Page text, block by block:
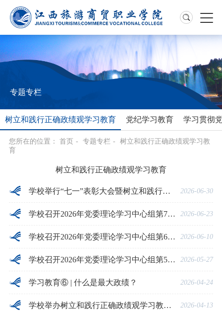
专题专栏
树立和践行正确政绩观学习教育 党纪学习教育 学习贯彻
您所在的位置： 首页 - 专题专栏 -
树立和践行正确政绩观学习教
育
树立和践行正确政绩观学习教育
学校举行“七一”表彰大会暨树立和践行正确政绩观学习教育专题党课 2026-06-30
学校召开2026年党委理论学习中心组第7次学习会 2026-06-23
学校召开2026年党委理论学习中心组第6次学习会 2026-06-10
学校召开2026年党委理论学习中心组第5次学习会 2026-05-27
学习教育⑥ | 什么是最大政绩？ 2026-04-24
学校举办树立和践行正确政绩观学习教育读书班 2026-04-13